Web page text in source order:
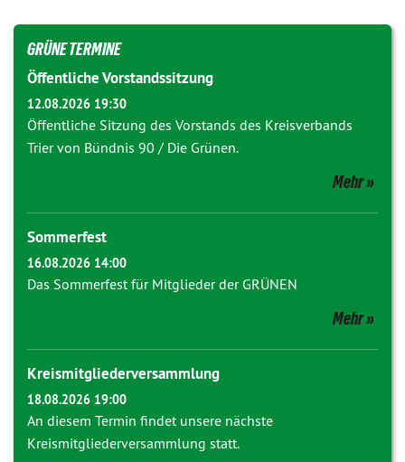
GRÜNE TERMINE
Öffentliche Vorstandssitzung
12.08.2026 19:30
Öffentliche Sitzung des Vorstands des Kreisverbands
Trier von Bündnis 90 / Die Grünen.
Mehr
Sommerfest
16.08.2026 14:00
Das Sommerfest für Mitglieder der GRÜNEN
Mehr
Kreismitgliederversammlung
18.08.2026 19:00
An diesem Termin findet unsere nächste
Kreismitgliederversammlung statt.